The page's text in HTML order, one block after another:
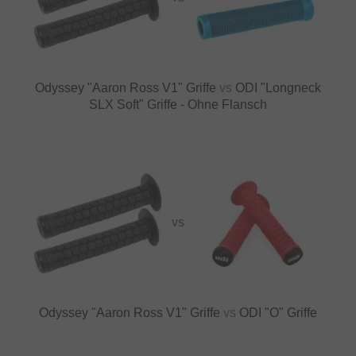
Odyssey "Aaron Ross V1" Griffe vs ODI "Longneck
SLX Soft" Griffe - Ohne Flansch
VS
Odyssey "Aaron Ross V1" Griffe vs ODI "O" Griffe